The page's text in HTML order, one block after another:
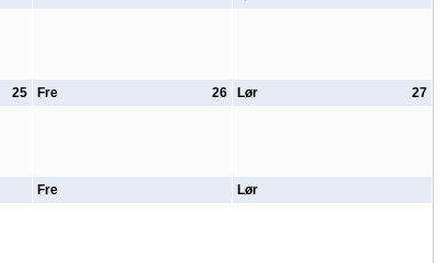
25 26
Fre 27
Lør
Fre Lør